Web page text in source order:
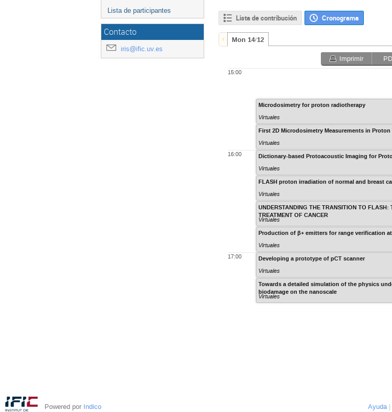
Lista de participantes
Contacto
iris@ific.uv.es
Lista de contribución Cronograma
Mon 14/12
Imprimir
15:00
16:00
17:00
Microdosimetry for proton radiotherapy
Virtuales
First 2D Microdosimetry Measurements in Proton
Virtuales
Dictionary-based Protoacoustic Imaging for
Virtuales
FLASH proton irradiation of normal and breast
Virtuales
UNDERSTANDING THE TRANSITION TO FLASH:
TREATMENT OF CANCER
Virtuales
Production of β+ emitters for range verification
Virtuales
Developing a prototype of pCT scanner
Virtuales
Towards a detailed simulation of the physics
biodamage on the nanoscale
Virtuales
Powered por Indico Ayuda